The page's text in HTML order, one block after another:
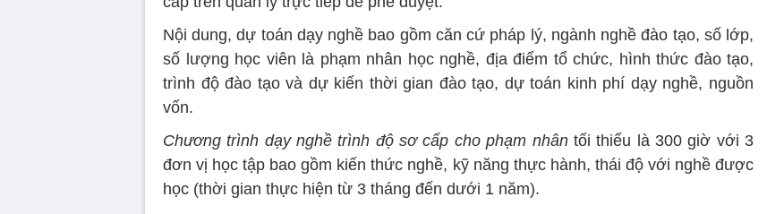
Nội dung, dự toán dạy nghề bao gồm căn cứ pháp lý, ngành nghề đào tạo, số lớp,
số lượng học viên là phạm nhân học nghề, địa điểm tổ chức, hình thức đào tạo,
trình độ đào tạo và dự kiến thời gian đào tạo, dự toán kinh phí dạy nghề, nguồn
vốn.
Chương trình dạy nghề trình độ sơ cấp cho phạm nhântối thiểu là 300 giờ với 3
đơn vị học tập bao gồm kiến thức nghề, kỹ năng thực hành, thái độ với nghề được
học (thời gian thực hiện từ 3 tháng đến dưới 1 năm).